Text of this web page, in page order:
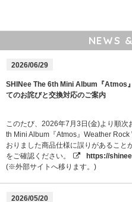
NEWS
2026/06/29
SHINee The 6th Mini Album『Atmos
てのお詫びと交換対応のご案内
このたび、2026年7月3日(金)より順
th Mini Album『Atmos』Weather
おりました商品仕様に誤りがあること
をご確認ください。
https://
(※外部サイトへ移ります。)
2026/05/20